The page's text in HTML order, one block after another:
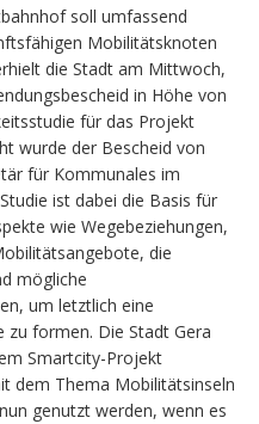
soll umfassend
Mobilitätsknoten
die Stadt am Mittwoch,
in Höhe von
für das Projekt
wurde der Bescheid von
für Kommunales im
ist dabei die Basis für
wie Wegebeziehungen,
die
mögliche
um letztlich eine
zu formen. Die Stadt Gera
Smartcity-Projekt
dem Thema Mobilitätsinseln
genutzt werden, wenn es